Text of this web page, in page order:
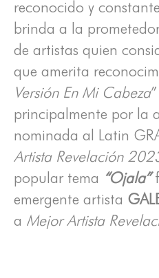
reconocido y
brinda a la
de artistas quien
que amerita
Versión En Mi Cabeza
principalmente por la
nominada al Latin
Artista Revelación
popular tema “Ojala”
emergente artista
a Mejor Artista